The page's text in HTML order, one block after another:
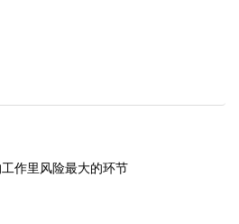
作里风险最大的环节